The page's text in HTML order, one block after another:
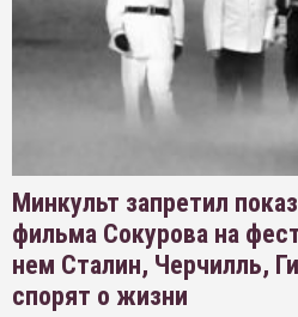
Минкульт запретил
фильма Сокурова на
нем Сталин, Черчилль,
спорят о жизни